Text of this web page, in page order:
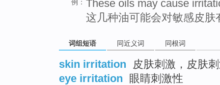
例： These oils may cause
这几种油可能会对敏感皮肤
词组短语 同近义词 同根词
skin irritation
皮肤刺激，皮肤
eye irritation
眼睛刺激性